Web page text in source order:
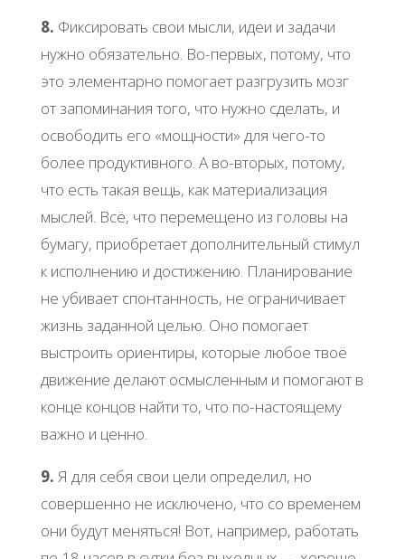
8. Фиксировать свои мысли, идеи и задачи
нужно обязательно. Во-первых, потому, что
это элементарно помогает разгрузить мозг
от запоминания того, что нужно сделать, и
освободить его «мощности» для чего-то
более продуктивного. А во-вторых, потому,
что есть такая вещь, как материализация
мыслей. Всё, что перемещено из головы на
бумагу, приобретает дополнительный стимул
к исполнению и достижению. Планирование
не убивает спонтанность, не ограничивает
жизнь заданной целью. Оно помогает
выстроить ориентиры, которые любое твоё
движение делают осмысленным и помогают в
конце концов найти то, что по-настоящему
важно и ценно.
9. Я для себя свои цели определил, но
совершенно не исключено, что со временем
они будут меняться! Вот, например, работать